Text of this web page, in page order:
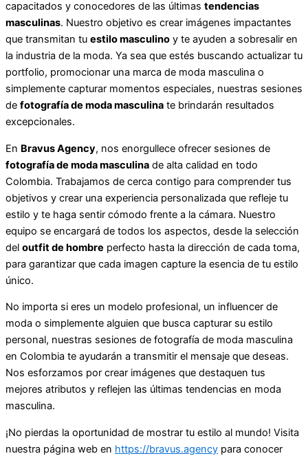
capacitados y conocedores de las últimas tendencias
masculinas. Nuestro objetivo es crear imágenes impactantes
que transmitan tu estilo masculino y te ayuden a sobresalir en
la industria de la moda. Ya sea que estés buscando actualizar tu
portfolio, promocionar una marca de moda masculina o
simplemente capturar momentos especiales, nuestras sesiones
de fotografía de moda masculina te brindarán resultados
excepcionales.
En Bravus Agency, nos enorgullece ofrecer sesiones de
fotografía de moda masculina de alta calidad en todo
Colombia. Trabajamos de cerca contigo para comprender tus
objetivos y crear una experiencia personalizada que refleje tu
estilo y te haga sentir cómodo frente a la cámara. Nuestro
equipo se encargará de todos los aspectos, desde la selección
del outfit de hombre perfecto hasta la dirección de cada toma,
para garantizar que cada imagen capture la esencia de tu estilo
único.
No importa si eres un modelo profesional, un influencer de
moda o simplemente alguien que busca capturar su estilo
personal, nuestras sesiones de fotografía de moda masculina
en Colombia te ayudarán a transmitir el mensaje que deseas.
Nos esforzamos por crear imágenes que destaquen tus
mejores atributos y reflejen las últimas tendencias en moda
masculina.
¡No pierdas la oportunidad de mostrar tu estilo al mundo! Visita
nuestra página web en https://bravus.agency para conocer